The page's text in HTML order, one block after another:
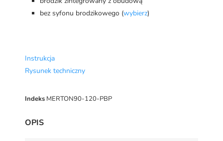
bez syfonu brodzikowego (wybierz)
Instrukcja
Rysunek techniczny
Indeks MERTON90-120-PBP
OPIS